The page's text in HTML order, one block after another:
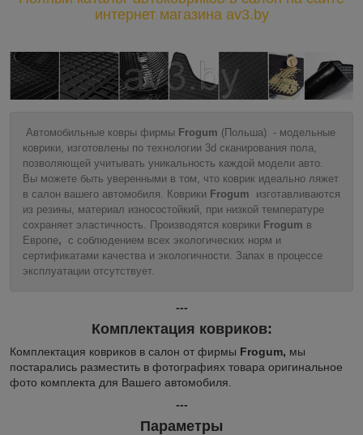
интернет магазина av3.by
Автомобильные ковры фирмы Frogum (Польша) - модельные
коврики, изготовлены по технологии 3d сканирования пола,
позволяющей учитывать уникальность каждой модели авто.
Вы можете быть уверенными в том, что коврик идеально ляжет
в салон вашего автомобиля. Коврики Frogum изготавливаются
из резины, материал износостойкий, при низкой температуре
сохраняет эластичность. Производятся коврики Frogum в
Европе, с соблюдением всех экологических норм и
сертификатами качества и экологичности. Запах в процессе
эксплуатации отсутствует.
---
Комплектация ковриков:
Комплектация ковриков в салон от фирмы Frogum, мы
постарались разместить в фотографиях товара оригинальное
фото комплекта для Вашего автомобиля.
---
Параметры